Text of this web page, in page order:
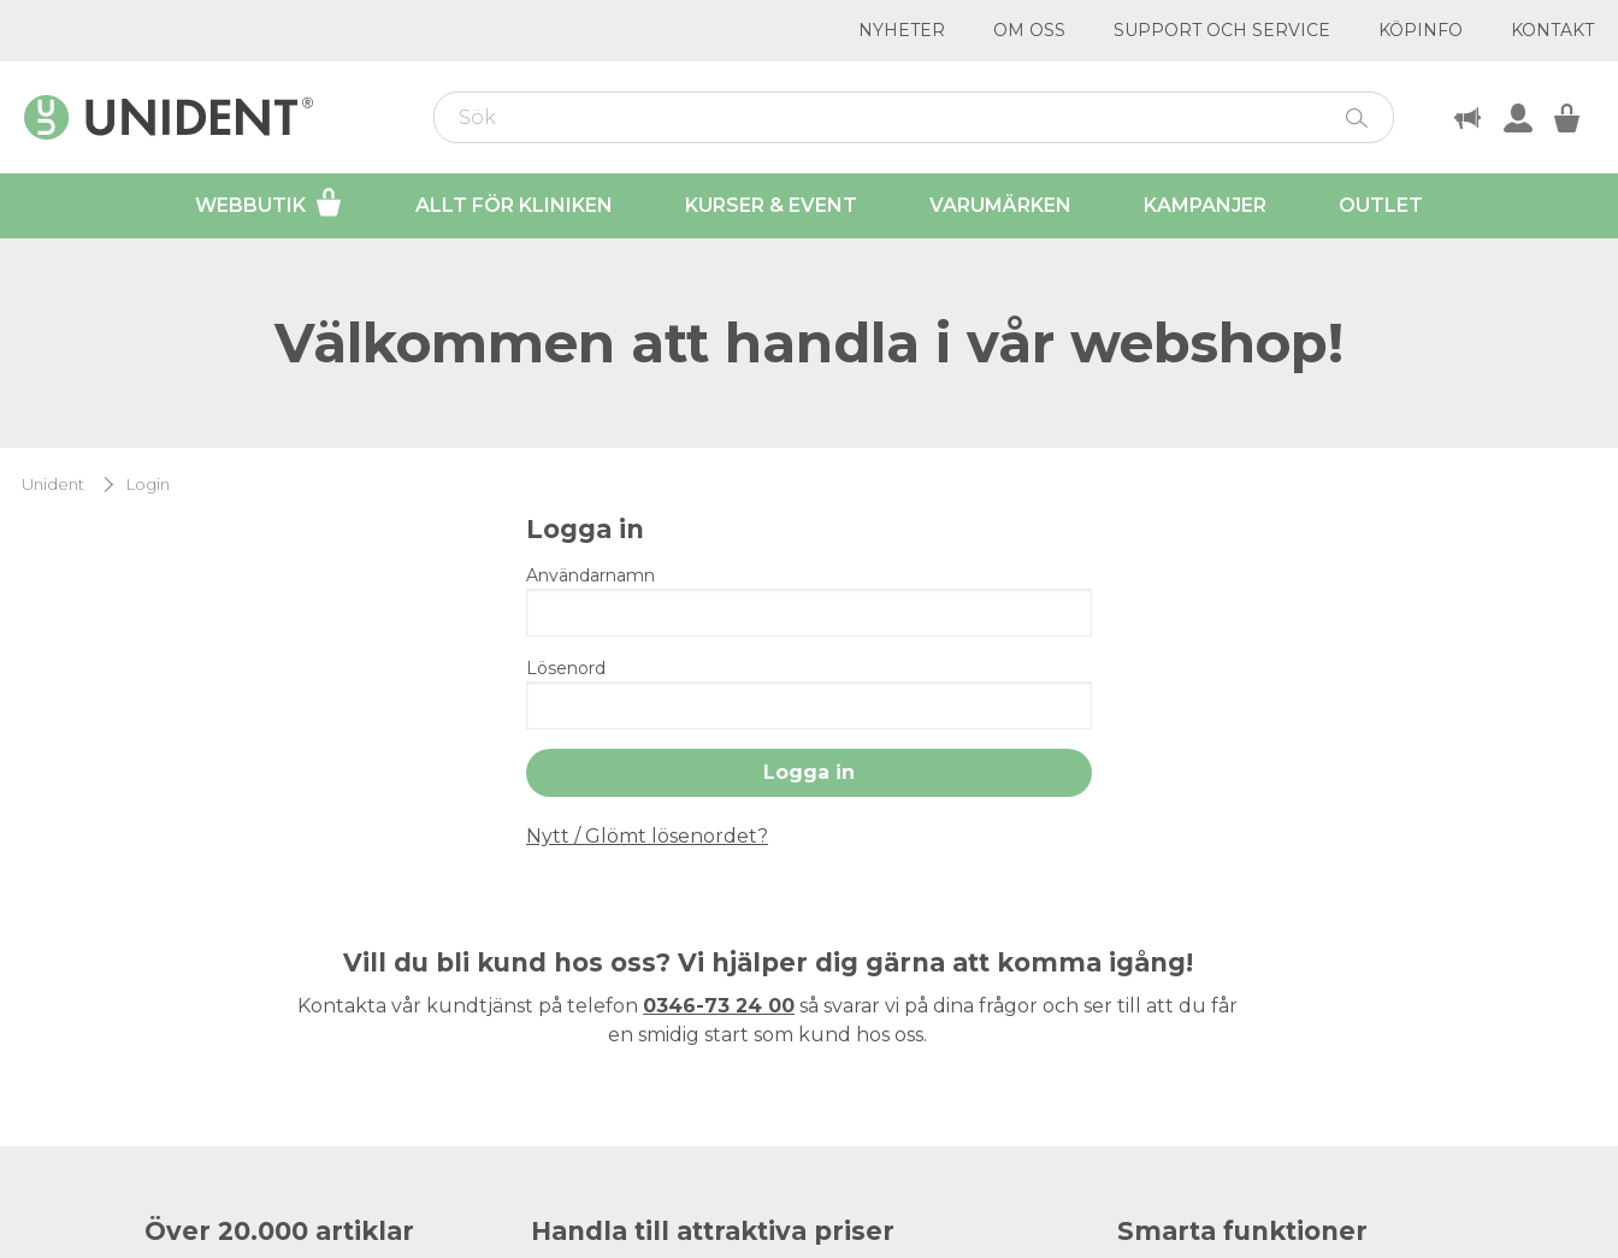
NYHETER OM OSS SUPPORT OCH SERVICE KÖPINFO KONTAKT
WEBBUTIK ALLT FÖR KLINIKEN KURSER & EVENT VARUMÄRKEN KAMPANJER OUTLET
Välkommen att handla i vår webshop!
Unident Login
Logga in
Användarnamn
Lösenord
Nytt / Glömt lösenordet?
Vill du bli kund hos oss? Vi hjälper dig gärna att komma igång!
Kontakta vår kundtjänst på telefon 0346-73 24 00 så svarar vi på dina frågor och ser till att du får
en smidig start som kund hos oss.
Över 20.000 artiklar Handla till attraktiva priser Smarta funktioner